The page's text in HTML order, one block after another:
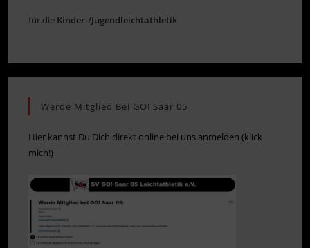
für die Kinder-/Jugendleichtathletik
Werde Mitglied Bei GO! Saar 05
Hier kannst Du Dich direkt online bei uns anmelden (klick
mich!)